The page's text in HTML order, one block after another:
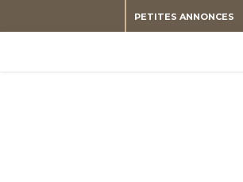
PETITES ANNONCES